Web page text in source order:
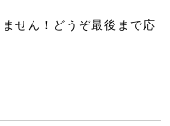
せん！どうぞ最後まで応